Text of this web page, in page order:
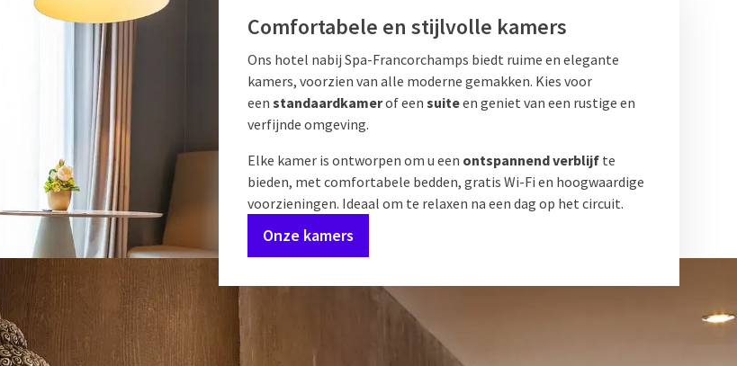
Comfortabele en stijlvolle kamers
Ons hotel nabij Spa-Francorchamps biedt ruime en elegante
kamers, voorzien van alle moderne gemakken. Kies voor
een standaardkamerof een suiteen geniet van een rustige en
verfijnde omgeving.
Elke kamer is ontworpen om u een ontspannend verblijf te
bieden, met comfortabele bedden, gratis Wi-Fi en hoogwaardige
voorzieningen. Ideaal om te relaxen na een dag op het circuit.
Onze kamers